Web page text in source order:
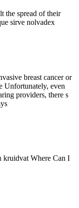
the spread of their
sirve nolvadex
breast cancer or
Unfortunately, even
providers, there s
kruidvat Where Can I